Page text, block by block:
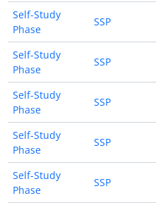
Self-Study
Phase
SSP
Self-Study
Phase
SSP
Self-Study
Phase
SSP
Self-Study
Phase
SSP
Self-Study
Phase
SSP